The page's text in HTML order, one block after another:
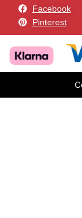
Facebook
Pinterest